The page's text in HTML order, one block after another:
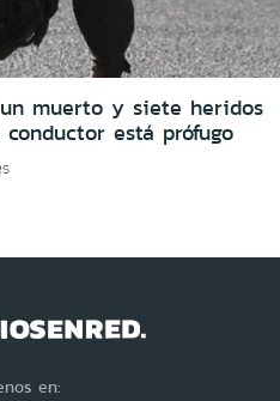
muerto y siete heridos
está prófugo
en: